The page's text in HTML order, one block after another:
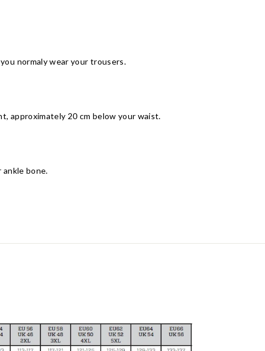
normaly wear your trousers.
approximately 20 cm below your waist.
bone.